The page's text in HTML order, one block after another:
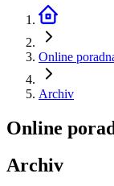
Online
Archiv
Online
Archiv